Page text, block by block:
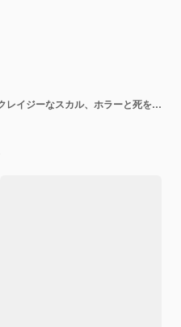
シームレスな頭蓋骨の背景、クレイジーなスカル、ホラーと死をテーマにしたベクトルパターン、ハードロックとロックンロールのサブカルチャーは、テキスタイル、危険、危険を印刷します。